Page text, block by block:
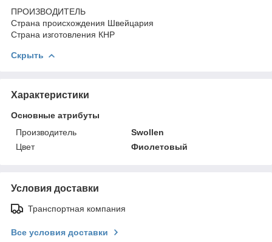
ПРОИЗВОДИТЕЛЬ
Страна происхождения Швейцария
Страна изготовления КНР
Скрыть
Характеристики
Основные атрибуты
Производитель
Swollen
Цвет
Фиолетовый
Условия доставки
Транспортная компания
Все условия доставки